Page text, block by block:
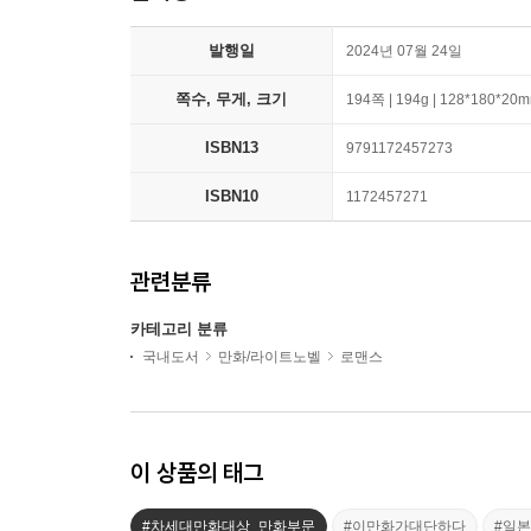
발행일 2024년 07월 24일
쪽수, 무게, 크기 194쪽 | 194g |
ISBN13 9791172457273
ISBN10 1172457271
관련분류
카테고리 분류
국내도서 만화/라이트노벨 로맨스
이 상품의 태그
#차세대만화대상_만화부문 #이만화가대단하다 #일